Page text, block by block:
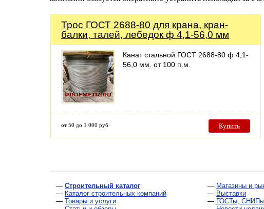
Трос ГОСТ 2688-80 для крана, кран-
балки, талей, лебедок ф 4,1-56,0 мм
Канат стальной ГОСТ 2688-80 ф 4,1-
56,0 мм. от 100 п.м.
от 50 до 1 000 руб Купить
— Строительный каталог
— Каталог строительных компаний
— Товары и услуги
— Магазины и
— Выставки
— ГОСТы,